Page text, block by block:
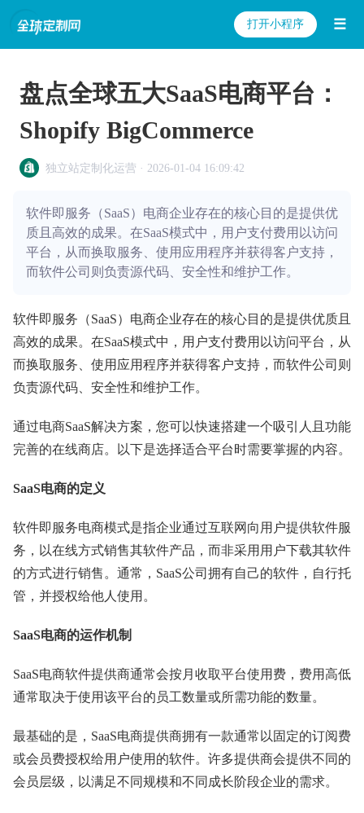
打开小程序 ☰
盘点全球五大SaaS电商平台：
Shopify BigCommerce
独立站定制化运营 · 2026-01-04 16:09:42
软件即服务（SaaS）电商企业存在的核心目的是提供优
质且高效的成果。在SaaS模式中，用户支付费用以访问
平台，从而换取服务、使用应用程序并获得客户支持，
而软件公司则负责源代码、安全性和维护工作。
软件即服务（SaaS）电商企业存在的核心目的是提供优质且
高效的成果。在SaaS模式中，用户支付费用以访问平台，从
而换取服务、使用应用程序并获得客户支持，而软件公司则
负责源代码、安全性和维护工作。
通过电商SaaS解决方案，您可以快速搭建一个吸引人且功能
完善的在线商店。以下是选择适合平台时需要掌握的内容。
SaaS电商的定义
软件即服务电商模式是指企业通过互联网向用户提供软件服
务，以在线方式销售其软件产品，而非采用用户下载其软件
的方式进行销售。通常，SaaS公司拥有自己的软件，自行托
管，并授权给他人使用。
SaaS电商的运作机制
SaaS电商软件提供商通常会按月收取平台使用费，费用高低
通常取决于使用该平台的员工数量或所需功能的数量。
最基础的是，SaaS电商提供商拥有一款通常以固定的订阅费
或会员费授权给用户使用的软件。许多提供商会提供不同的
会员层级，以满足不同规模和不同成长阶段企业的需求。